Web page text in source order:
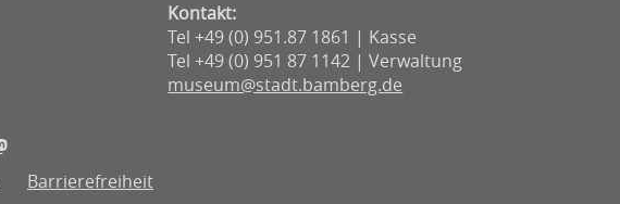
Kontakt:
Tel +49 (0) 951.87 1861 | Kasse
Tel +49 (0) 951 87 1142 | Verwaltung
museum@stadt.bamberg.de
der
Stadt
Barrierefreiheit